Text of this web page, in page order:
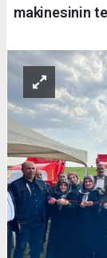
makinesinin